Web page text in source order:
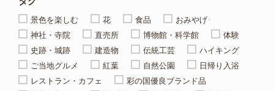
景色を楽しむ 花 食品
おみやげ
神社・寺院
直売所 博物館・科学館
体験
史跡・城跡
建造物 伝統工芸
ハイキング
ご当地グルメ
紅葉 自然公園
日帰り入浴
レストラン・カフェ
彩の国優良ブランド品